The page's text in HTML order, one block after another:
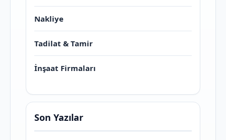
Nakliye
Tadilat & Tamir
İnşaat Firmaları
Son Yazılar